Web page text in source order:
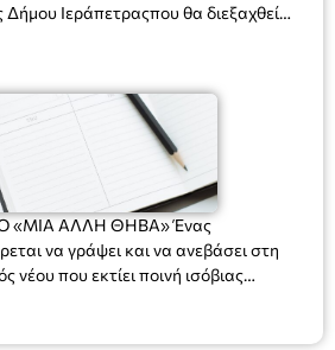
Δήμου Ιεράπετραςπου θα διεξαχθεί
Δημοκρατίας 31 στην αίθουσα
στα παρακάτω θέματα:
ΑΛΛΗ ΘΗΒΑ» Ένας
να γράψει και να ανεβάσει στη
νέου που εκτίει ποινή ισόβιας
Ένα πολυβραβευμένο έργο για